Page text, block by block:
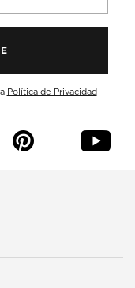
Política de Privacidad
p y